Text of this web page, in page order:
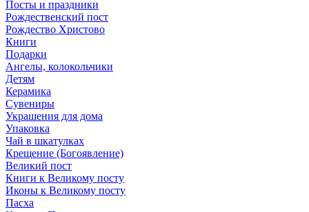
Посты и праздники
Рождественский пост
Рождество Христово
Книги
Подарки
Ангелы, колокольчики
Детям
Керамика
Сувениры
Украшения для дома
Упаковка
Чай в шкатулках
Крещение (Богоявление)
Великий пост
Книги к Великому посту
Иконы к Великому посту
Пасха